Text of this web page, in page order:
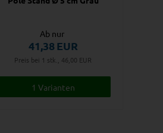
Ab nur
41,38EUR
Preis bei 1 stk., 46,00 EUR
1 Varianten